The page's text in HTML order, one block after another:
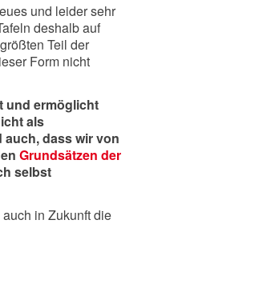
und leider sehr
deshalb auf
Teil der
Form nicht
und ermöglicht
als
dass wir von
Grundsätzen der
selbst
in Zukunft die